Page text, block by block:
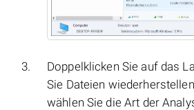
Doppelklicken Sie auf das
Sie Dateien
wählen Sie die Art der